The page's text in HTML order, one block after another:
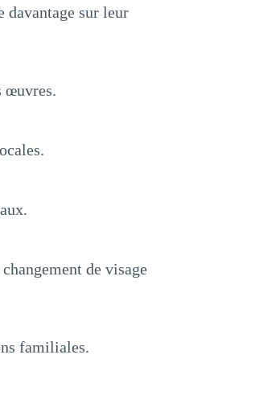
davantage sur leur
œuvres.
de visage
familiales.